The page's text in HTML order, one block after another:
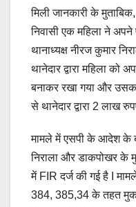
मिली जानकारी के
निवासी एक महिला ने
थानाध्यक्ष नीरज कुमार
थानेदार द्वारा महिला
बनाकर रखा गया और
से थानेदार द्वारा 2 लाख
मामले में एसपी के आदेश के
निराला और डाकपोखर के
में FIR दर्ज की गई है I
384, 385,34 के तहत